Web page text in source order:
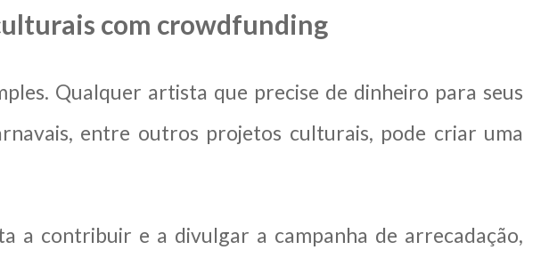
com crowdfunding
Qualquer artista que precise de dinheiro para seus
entre outros projetos culturais, pode criar uma
a contribuir e a divulgar a campanha de arrecadação,